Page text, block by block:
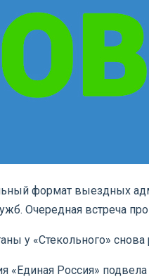
формат выездных
Очередная встреча
у «Стекольного»
«Единая Россия»